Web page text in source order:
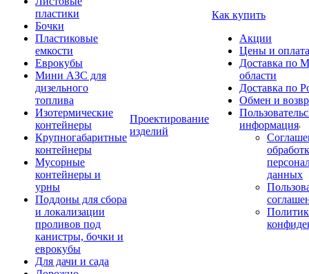
пластики
Бочки
Пластиковые
емкости
Еврокубы
Мини АЗС для
дизельного
топлива
Изотермические
контейнеры
Крупногабаритные
контейнеры
Мусорные
контейнеры и
урны
Поддоны для сбора
и локализации
проливов под
канистры, бочки и
еврокубы
Для дачи и сада
Проектирование
изделий
Как купить
Акции
Цены и оплата
Доставка по
области
Доставка по
Обмен и
информация
данных